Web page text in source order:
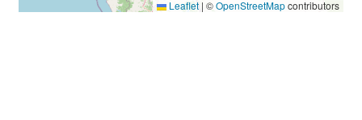
Leaflet | ©OpenStreetMapcontributors